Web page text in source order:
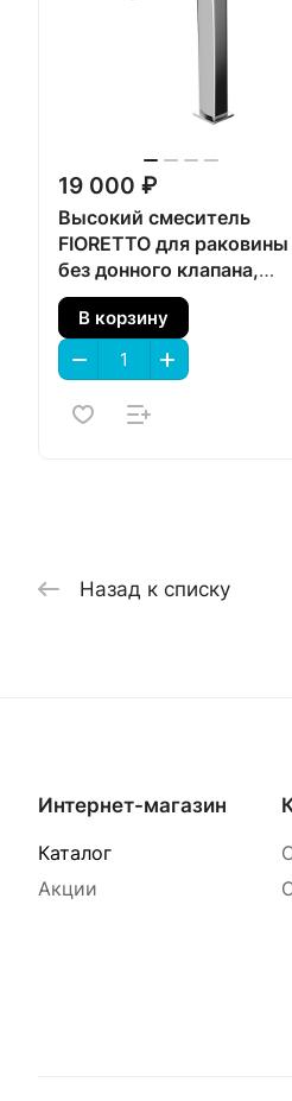
19 000 ₽
Высокий смеситель
FIORETTO для раковины
без донного клапана,
хром
В корзину
Назад к списку
Интернет-магазин
Каталог
Акции